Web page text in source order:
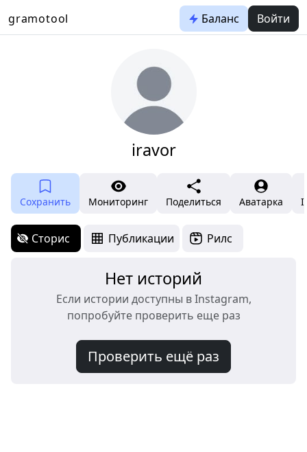
gramotool Баланс Войти
iravor
Сохранить Мониторинг Поделиться Аватарка
Сторис Публикации Рилс
Нет историй
Если истории доступны в Instagram,
попробуйте проверить еще раз
Проверить ещё раз